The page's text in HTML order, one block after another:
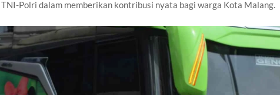
Polri dalam memberikan kontribusi nyata bagi warga Kota Malang.